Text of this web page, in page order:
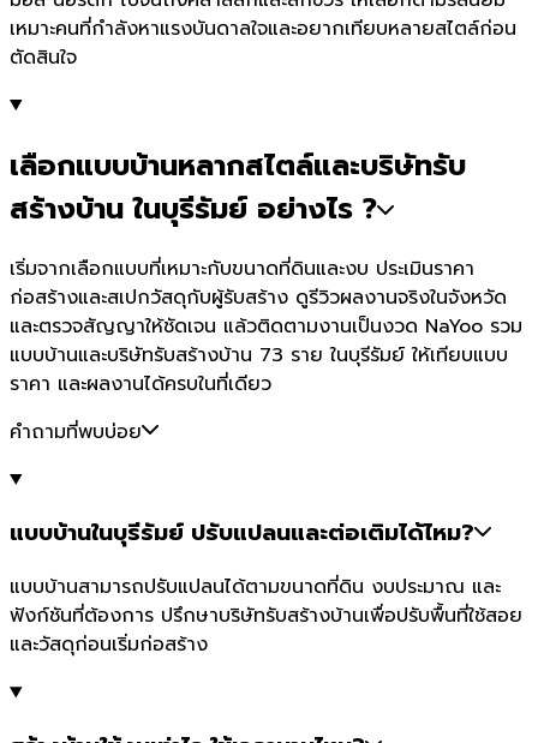
เหมาะคนที่กำลังหาแรงบันดาลใจและอยากเทียบหลายสไตล์ก่อน
ตัดสินใจ
เลือกแบบบ้านหลากสไตล์และบริษัทรับ
สร้างบ้าน ในบุรีรัมย์ อย่างไร ?
เริ่มจากเลือกแบบที่เหมาะกับขนาดที่ดินและงบ ประเมินราคา
ก่อสร้างและสเปกวัสดุกับผู้รับสร้าง ดูรีวิวผลงานจริงในจังหวัด
และตรวจสัญญาให้ชัดเจน แล้วติดตามงานเป็นงวด NaYoo รวม
แบบบ้านและบริษัทรับสร้างบ้าน 73 ราย ในบุรีรัมย์ ให้เทียบแบบ
ราคา และผลงานได้ครบในที่เดียว
คำถามที่พบบ่อย
แบบบ้านในบุรีรัมย์ ปรับแปลนและต่อเติมได้ไหม?
แบบบ้านสามารถปรับแปลนได้ตามขนาดที่ดิน งบประมาณ และ
ฟังก์ชันที่ต้องการ ปรึกษาบริษัทรับสร้างบ้านเพื่อปรับพื้นที่ใช้สอย
และวัสดุก่อนเริ่มก่อสร้าง